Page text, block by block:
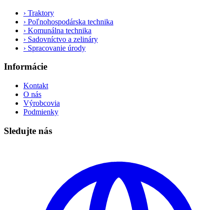
› Traktory
› Poľnohospodárska technika
› Komunálna technika
› Sadovníctvo a zelináry
› Spracovanie úrody
Informácie
Kontakt
O nás
Výrobcovia
Podmienky
Sledujte nás